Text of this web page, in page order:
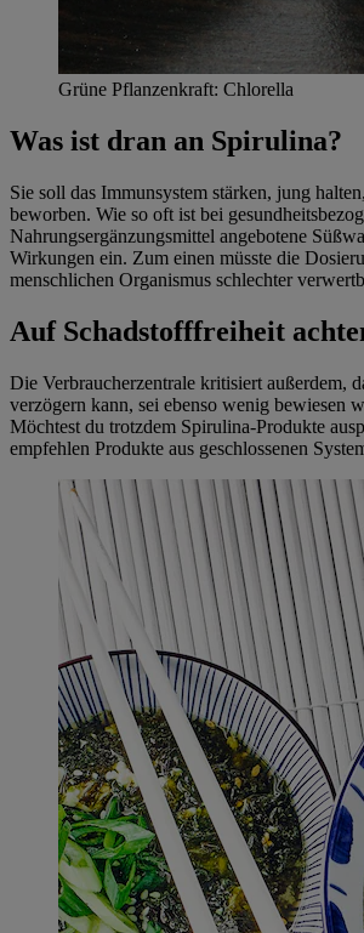
Grüne Pflanzenkraft: Chlorella
Was ist dran an Spirulina?
Sie soll das Immunsystem stärken, jung
beworben. Wie so oft ist bei
Nahrungsergänzungsmittel angebotene
Wirkungen ein. Zum einen müsste die
menschlichen Organismus schlechter
Auf Schadstofffreiheit
Die Verbraucherzentrale kritisiert außerdem,
verzögern kann, sei ebenso wenig bewiesen
Möchtest du trotzdem Spirulina-Produkte
empfehlen Produkte aus geschlossenen